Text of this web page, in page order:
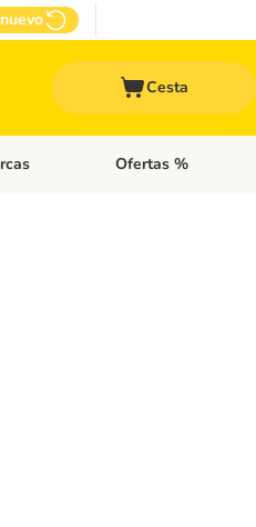
Cesta
abierto: Gama Vet.
Menú de categoria
Ofertas %